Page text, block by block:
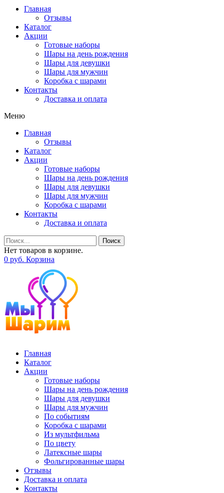
Главная
Отзывы
Каталог
Акции
Готовые наборы
Шары на день рождения
Шары для девушки
Шары для мужчин
Коробка с шарами
Контакты
Доставка и оплата
Меню
Главная
Отзывы
Каталог
Акции
Готовые наборы
Шары на день рождения
Шары для девушки
Шары для мужчин
Коробка с шарами
Контакты
Доставка и оплата
Поиск
Нет товаров в корзине.
0 руб. Корзина
Главная
Каталог
Акции
Готовые наборы
Шары на день рождения
Шары для девушки
Шары для мужчин
По событиям
Коробка с шарами
Из мультфильма
По цвету
Латексные шары
Фольгированные шары
Отзывы
Доставка и оплата
Контакты